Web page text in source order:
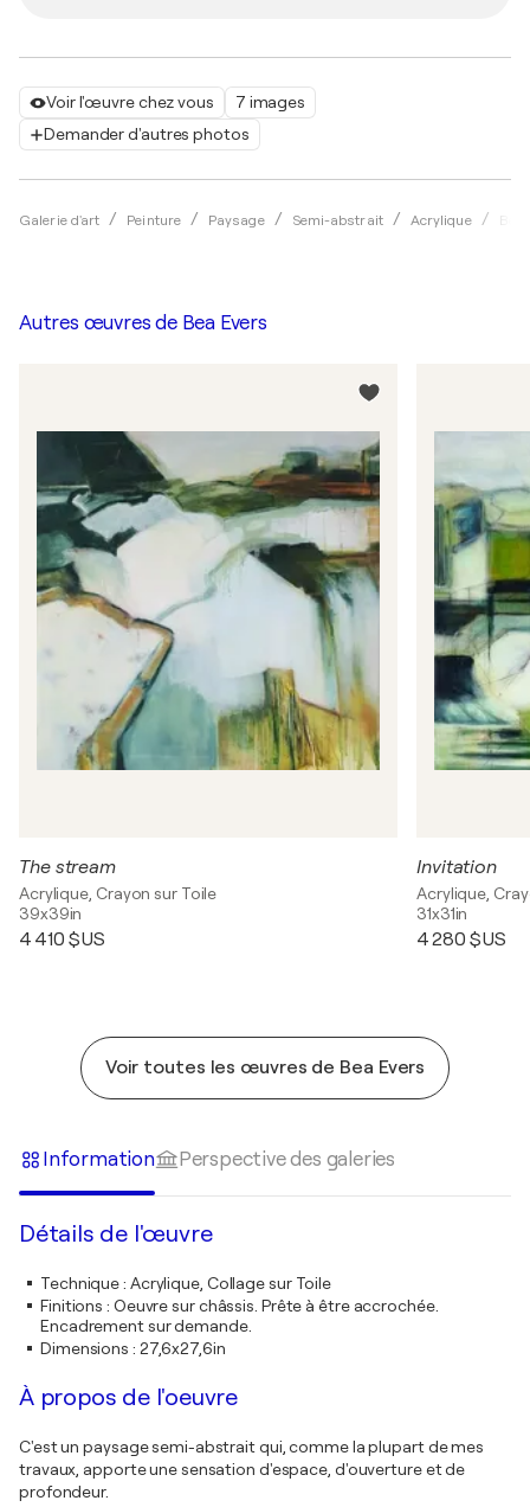
Voir l'œuvre chez vous
7 images
Demander d'autres photos
Galerie d'art Peinture Paysage Semi-abstrait Acrylique Bea
Autres œuvres de Bea Evers
The stream
Acrylique, Crayon sur Toile
39x39in
4 410 $US
Invitation
Acrylique,
31x31in
4 280 $US
Voir toutes les œuvres de Bea Evers
Information Perspective des galeries
Détails de l'œuvre
Technique: Acrylique, Collage sur Toile
Finitions : Oeuvre sur châssis. Prête à être accrochée.
Encadrement sur demande.
Dimensions : 27,6x27,6in
À propos de l'oeuvre
C'est un paysage semi-abstrait qui, comme la plupart de mes
travaux, apporte une sensation d'espace, d'ouverture et de
profondeur.